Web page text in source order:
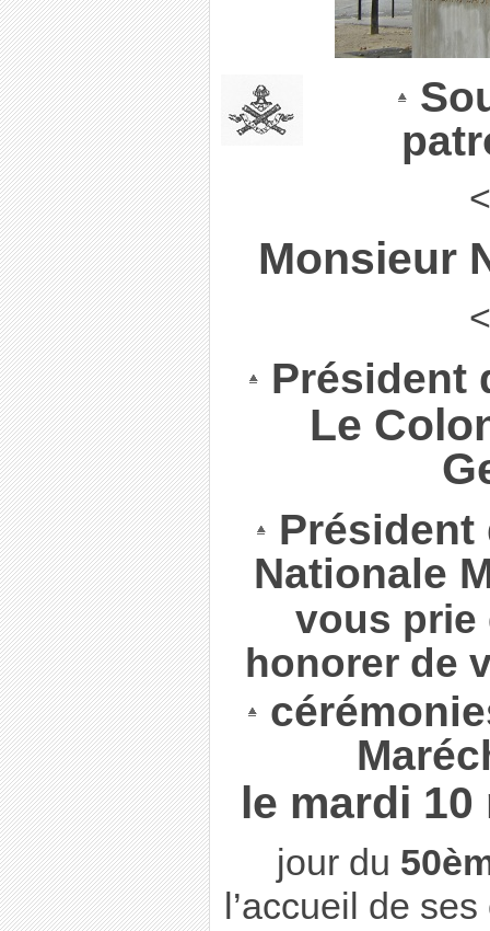
Monsieur
Président
Le
Président
Nationale
vous prie
honorer de
le mardi 10
jour du
l’accueil de